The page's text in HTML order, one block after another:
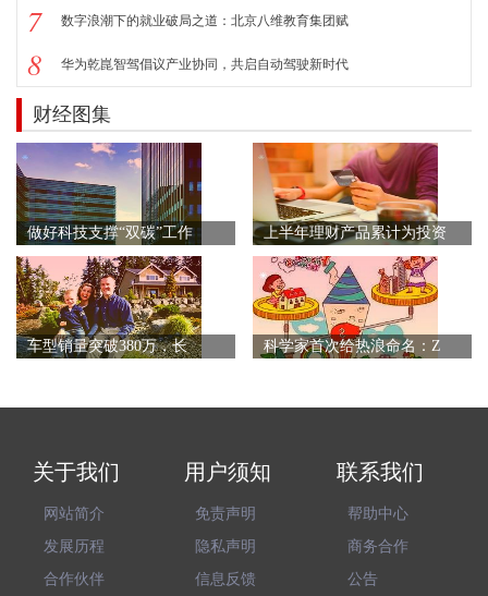
7 数字浪潮下的就业破局之道：北京八维教育集团赋
8 华为乾崑智驾倡议产业协同，共启自动驾驶新时代
财经图集
做好科技支撑“双碳”工作 上半年理财产品累计为投资
车型销量突破380万，长 科学家首次给热浪命名：Z
关于我们
网站简介
发展历程
合作伙伴
用户须知
免责声明
隐私声明
信息反馈
联系我们
帮助中心
商务合作
公告